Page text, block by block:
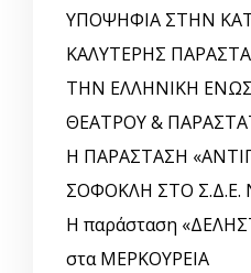
ΥΠΟΨΗΦΙΑ ΣΤΗΝ
ΚΑΛΥΤΕΡΗΣ
ΤΗΝ ΕΛΛΗΝΙΚΗ
ΘΕΑΤΡΟΥ &
Η ΠΑΡΑΣΤΑΣΗ
ΣΟΦΟΚΛΗ ΣΤΟ Σ.Δ.Ε.
Η παράσταση
στα ΜΕΡΚΟΥΡΕΙΑ